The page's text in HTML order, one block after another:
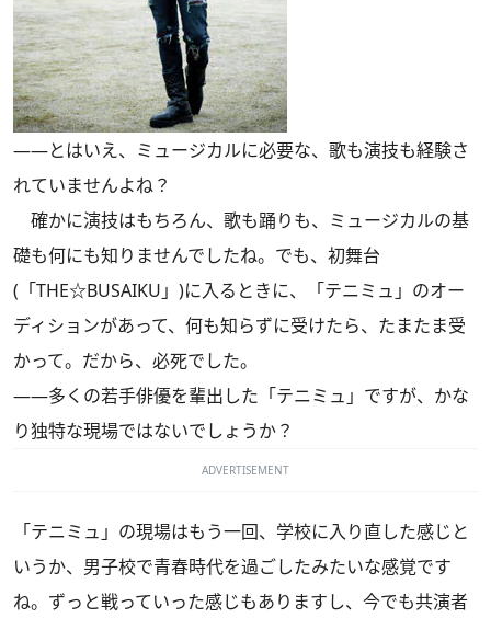
――とはいえ、ミュージカルに必要な、歌も演技も経験さ
れていませんよね？
確かに演技はもちろん、歌も踊りも、ミュージカルの基
礎も何にも知りませんでしたね。でも、初舞台
(「THE☆BUSAIKU」)に入るときに、「テニミュ」のオー
ディションがあって、何も知らずに受けたら、たまたま受
かって。だから、必死でした。
――多くの若手俳優を輩出した「テニミュ」ですが、かな
り独特な現場ではないでしょうか？
ADVERTISEMENT
「テニミュ」の現場はもう一回、学校に入り直した感じと
いうか、男子校で青春時代を過ごしたみたいな感覚です
ね。ずっと戦っていった感じもありますし、今でも共演者